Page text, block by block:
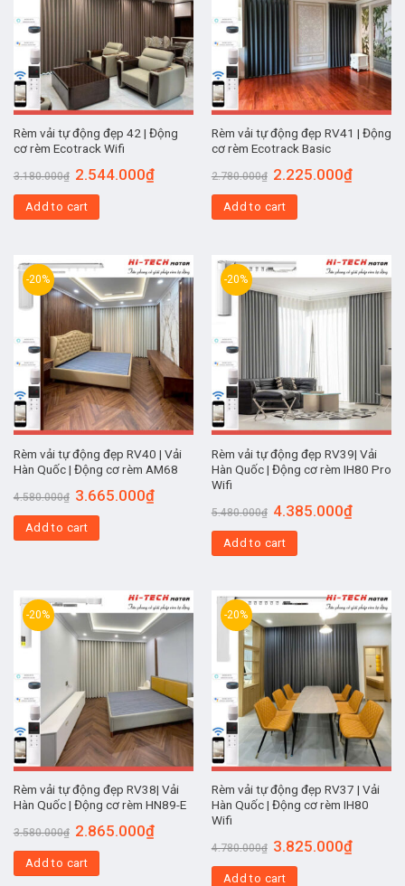
Rèm vải tự động đẹp 42 | Động
cơ rèm Ecotrack Wifi
3.180.000₫ 2.544.000₫
Add to cart
Rèm vải tự động đẹp RV41 | Động
cơ rèm Ecotrack Basic
2.780.000₫ 2.225.000₫
Add to cart
-20%
Rèm vải tự động đẹp RV40 | Vải
Hàn Quốc | Động cơ rèm AM68
4.580.000₫ 3.665.000₫
Add to cart
-20%
Rèm vải tự động đẹp RV39| Vải
Hàn Quốc | Động cơ rèm IH80 Pro
Wifi
5.480.000₫ 4.385.000₫
Add to cart
-20%
Rèm vải tự động đẹp RV38| Vải
Hàn Quốc | Động cơ rèm HN89-E
3.580.000₫ 2.865.000₫
Add to cart
-20%
Rèm vải tự động đẹp RV37 | Vải
Hàn Quốc | Động cơ rèm IH80
Wifi
4.780.000₫ 3.825.000₫
Add to cart